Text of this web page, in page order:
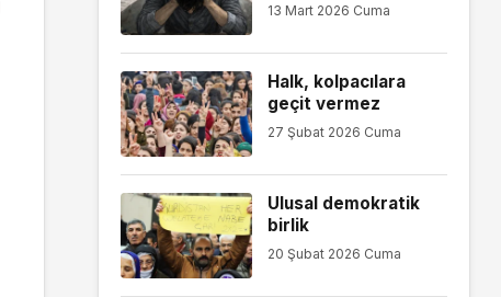
13 Mart 2026 Cuma
Halk, kolpacılara
geçit vermez
27 Şubat 2026 Cuma
Ulusal demokratik
birlik
20 Şubat 2026 Cuma